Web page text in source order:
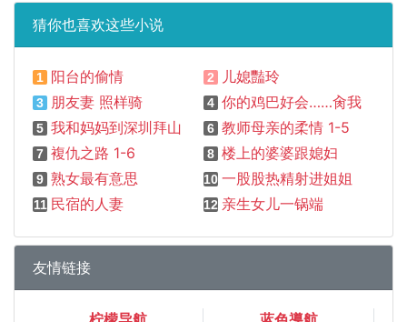
猜你也喜欢这些小说
1 阳台的偷情 2 儿媳豔玲
3 朋友妻 照样骑 4 你的鸡巴好会……肏我的小屄
5 我和妈妈到深圳拜山 6 教师母亲的柔情 1-5
7 複仇之路 1-6 8 楼上的婆婆跟媳妇
9 熟女最有意思 10 一股股热精射进姐姐的阴道
11 民宿的人妻 12 亲生女儿一锅端
友情链接